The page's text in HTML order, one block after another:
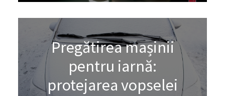
Pregătirea mașinii
pentru iarnă:
protejarea vopselei